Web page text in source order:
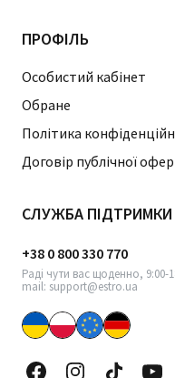
ПРОФІЛЬ
Особистий кабінет
Обране
Політика
Договір публічної
СЛУЖБА ПІДТРИМКИ
+38 0 800 330 770
Раді чути вас щоденно, 9:00-
mail: support@estro.ua